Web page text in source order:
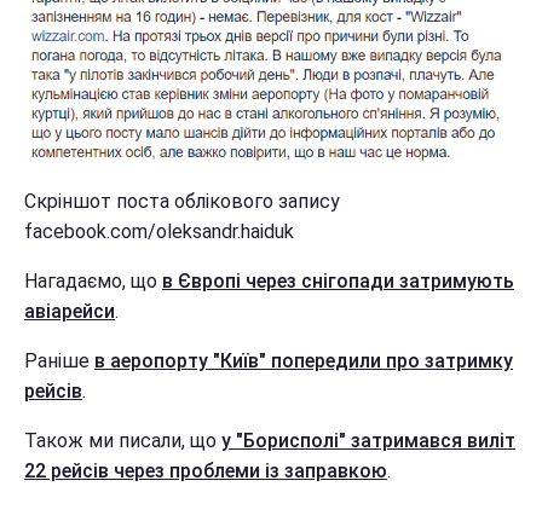
Скріншот поста облікового запису
facebook.com/oleksandr.haiduk
Нагадаємо, що в Європі через снігопади затримують
авіарейси.
Раніше в аеропорту "Київ" попередили про затримку
рейсів.
Також ми писали, що у "Борисполі" затримався виліт
22 рейсів через проблеми із заправкою.